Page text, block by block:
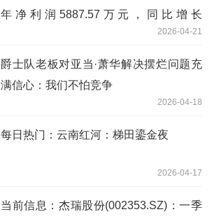
年净利润5887.57万元，同比增长
2026-04-21
爵士队老板对亚当·萧华解决摆烂问题充
满信心：我们不怕竞争
2026-04-18
每日热门：云南红河：梯田鎏金夜
2026-04-17
当前信息：杰瑞股份(002353.SZ)：一季